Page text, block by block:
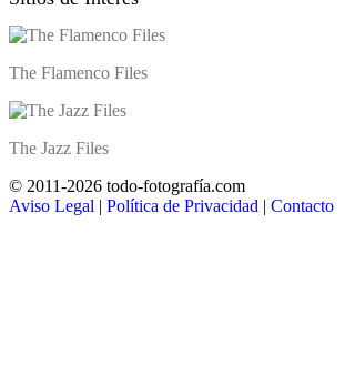
The Flamenco Files
The Jazz Files
© 2011-2026 todo-fotografía.com
Aviso Legal | Política de Privacidad | Contacto